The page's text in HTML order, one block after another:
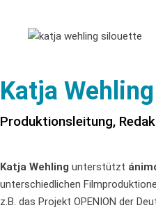
Katja Wehling
Produktionsleitung,
Katja Wehling unterstützt
unterschiedlichen
z.B. das Projekt OPENION der